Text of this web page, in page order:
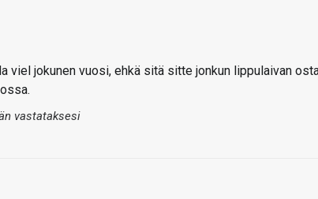
viel jokunen vuosi, ehkä sitä sitte jonkun lippulaivan
vastataksesi